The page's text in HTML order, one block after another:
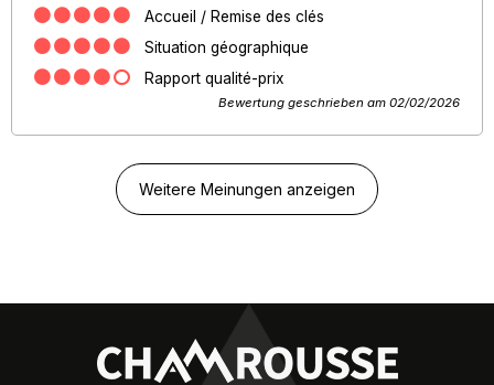
Accueil / Remise des clés
Situation géographique
Rapport qualité-prix
Bewertung geschrieben am 02/02/2026
Weitere Meinungen anzeigen